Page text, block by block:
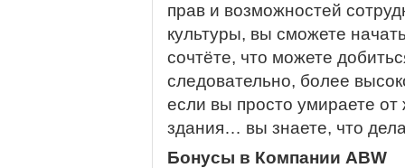
прав и возможностей
культуры, вы сможете
сочтёте, что можете
следовательно, более
если вы просто умираете
здания… вы знаете, что
Бонусы в Компании ABW